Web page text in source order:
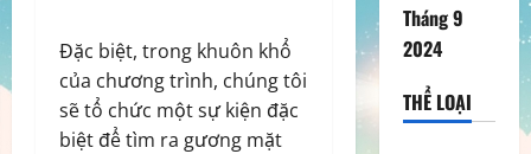
Đặc biệt, trong khuôn khổ
của chương trình, chúng tôi
sẽ tổ chức một sự kiện đặc
biệt để tìm ra gương mặt
Tháng 9
2024
THỂ LOẠI